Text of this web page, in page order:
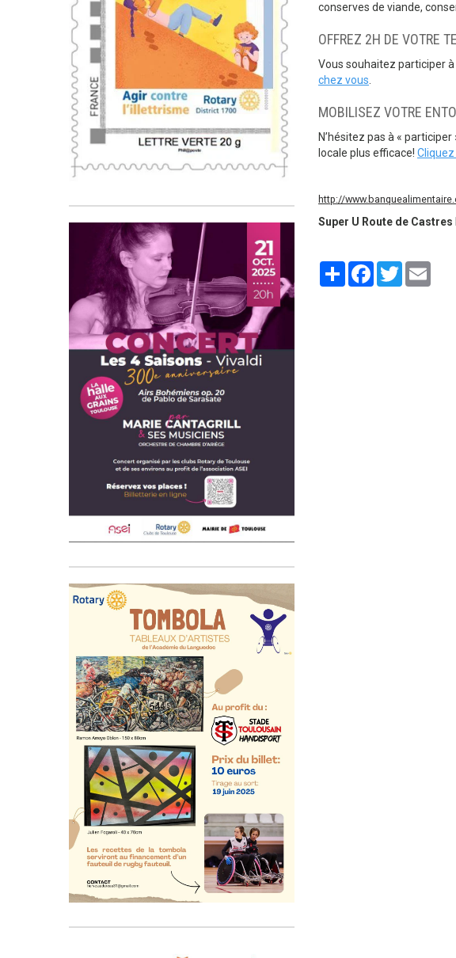
conserves de viande,
OFFREZ 2H DE VOTRE
Vous souhaitez participer
chez vous
MOBILISEZ VOTRE
N’hésitez pas à «
locale plus efficace! Cliquez
http://
Super U Route de Castres
PartagerFacebook
Twitter